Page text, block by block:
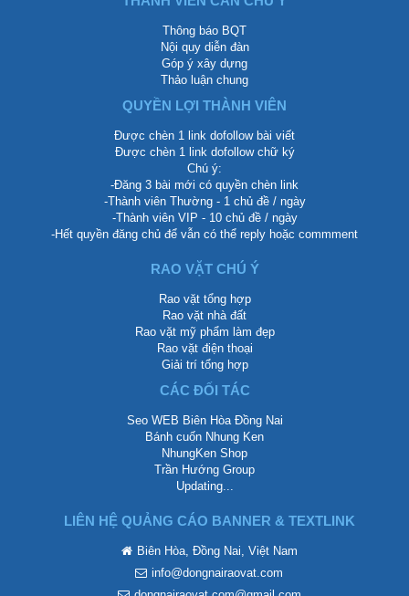
Thông báo BQT
Nội quy diễn đàn
Góp ý xây dựng
Thảo luận chung
QUYỀN LỢI THÀNH VIÊN
Được chèn 1 link dofollow bài viết
Được chèn 1 link dofollow chữ ký
Chú ý:
-Đăng 3 bài mới có quyền chèn link
-Thành viên Thường - 1 chủ đề / ngày
-Thành viên VIP - 10 chủ đề / ngày
-Hết quyền đăng chủ để vẫn có thể reply hoặc commment
RAO VẶT CHÚ Ý
Rao vặt tổng hợp
Rao vặt nhà đất
Rao vặt mỹ phẩm làm đẹp
Rao vặt điện thoại
Giải trí tổng hợp
CÁC ĐỐI TÁC
Seo WEB Biên Hòa Đồng Nai
Bánh cuốn Nhung Ken
NhungKen Shop
Trần Hướng Group
Updating...
LIÊN HỆ QUẢNG CÁO BANNER & TEXTLINK
Biên Hòa, Đồng Nai, Việt Nam
info@dongnairaovat.com